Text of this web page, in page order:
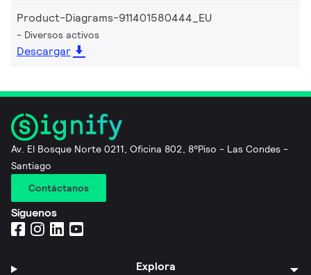
Product-Diagrams-911401580444_EU
Diversos activos
Descargar
Av. El Bosque Norte 0211, Oficina 802, 8°Piso - Las Condes -
Santiago
Contáctanos
Síguenos
Explora